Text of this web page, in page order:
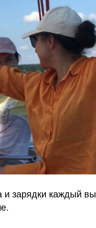
и зарядки каждый